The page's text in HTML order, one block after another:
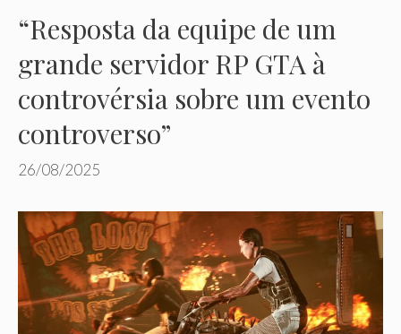
“Resposta da equipe de um
grande servidor RP GTA à
controvérsia sobre um evento
controverso”
26/08/2025